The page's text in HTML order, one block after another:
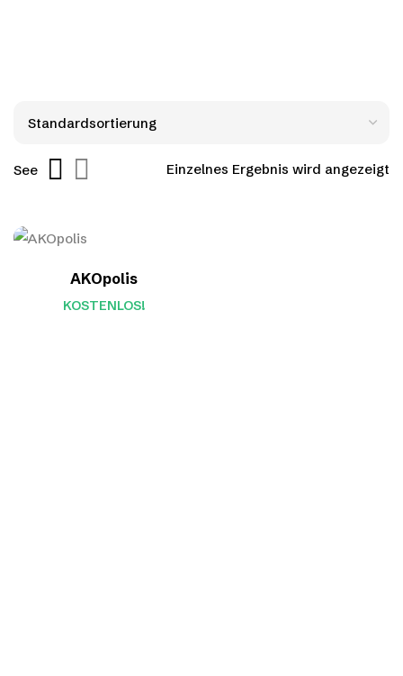
Einzelnes Ergebnis wird angezeigt
See
AKOpolis
KOSTENLOS!